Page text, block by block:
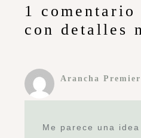
1 comentario
con detalles
Arancha Premier
Me parece una